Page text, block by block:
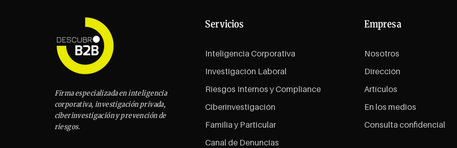
Firma especializada en inteligencia
corporativa, investigación privada,
ciberinvestigación y prevención de
riesgos.
Servicios
Inteligencia Corporativa
Investigación Laboral
Riesgos Internos y Compliance
Ciberinvestigación
Familia y Particular
Canal de Denuncias
Empresa
Nosotros
Dirección
Artículos
En los medios
Consulta confidencial